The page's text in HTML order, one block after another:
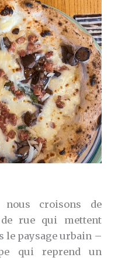
croisons de
rue qui mettent
le paysage urbain –
qui reprend un